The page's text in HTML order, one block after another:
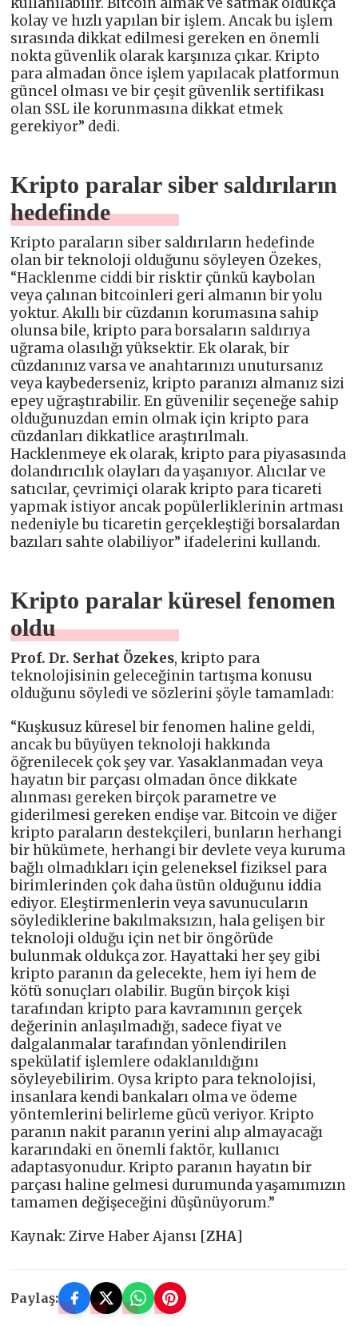
kolay ve hızlı yapılan bir işlem. Ancak bu işlem
sırasında dikkat edilmesi gereken en önemli
nokta güvenlik olarak karşınıza çıkar. Kripto
para almadan önce işlem yapılacak platformun
güncel olması ve bir çeşit güvenlik sertifikası
olan SSL ile korunmasına dikkat etmek
gerekiyor” dedi.
Kripto paralar siber saldırıların
hedefinde
Kripto paraların siber saldırıların hedefinde
olan bir teknoloji olduğunu söyleyen Özekes,
“Hacklenme ciddi bir risktir çünkü kaybolan
veya çalınan bitcoinleri geri almanın bir yolu
yoktur. Akıllı bir cüzdanın korumasına sahip
olunsa bile, kripto para borsaların saldırıya
uğrama olasılığı yüksektir. Ek olarak, bir
cüzdanınız varsa ve anahtarınızı unutursanız
veya kaybederseniz, kripto paranızı almanız sizi
epey uğraştırabilir. En güvenilir seçeneğe sahip
olduğunuzdan emin olmak için kripto para
cüzdanları dikkatlice araştırılmalı.
Hacklenmeye ek olarak, kripto para piyasasında
dolandırıcılık olayları da yaşanıyor. Alıcılar ve
satıcılar, çevrimiçi olarak kripto para ticareti
yapmak istiyor ancak popülerliklerinin artması
nedeniyle bu ticaretin gerçekleştiği borsalardan
bazıları sahte olabiliyor” ifadelerini kullandı.
Kripto paralar küresel fenomen
oldu
Prof. Dr. Serhat Özekes, kripto para
teknolojisinin geleceğinin tartışma konusu
olduğunu söyledi ve sözlerini şöyle tamamladı:
“Kuşkusuz küresel bir fenomen haline geldi,
ancak bu büyüyen teknoloji hakkında
öğrenilecek çok şey var. Yasaklanmadan veya
hayatın bir parçası olmadan önce dikkate
alınması gereken birçok parametre ve
giderilmesi gereken endişe var. Bitcoin ve diğer
kripto paraların destekçileri, bunların herhangi
bir hükümete, herhangi bir devlete veya kuruma
bağlı olmadıkları için geleneksel fiziksel para
birimlerinden çok daha üstün olduğunu iddia
ediyor. Eleştirmenlerin veya savunucuların
söylediklerine bakılmaksızın, hala gelişen bir
teknoloji olduğu için net bir öngörüde
bulunmak oldukça zor. Hayattaki her şey gibi
kripto paranın da gelecekte, hem iyi hem de
kötü sonuçları olabilir. Bugün birçok kişi
tarafından kripto para kavramının gerçek
değerinin anlaşılmadığı, sadece fiyat ve
dalgalanmalar tarafından yönlendirilen
spekülatif işlemlere odaklanıldığını
söyleyebilirim. Oysa kripto para teknolojisi,
insanlara kendi bankaları olma ve ödeme
yöntemlerini belirleme gücü veriyor. Kripto
paranın nakit paranın yerini alıp almayacağı
kararındaki en önemli faktör, kullanıcı
adaptasyonudur. Kripto paranın hayatın bir
parçası haline gelmesi durumunda yaşamımızın
tamamen değişeceğini düşünüyorum.”
Kaynak: Zirve Haber Ajansı [ZHA]
Paylaş: